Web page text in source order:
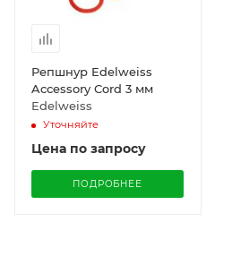
Репшнур Edelweiss
Accessory Cord 3 мм
Edelweiss
Уточняйте
Цена по запросу
ПОДРОБНЕЕ